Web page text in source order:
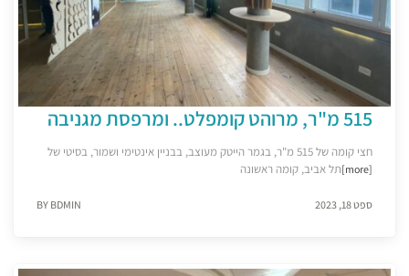
515 מ"ר, מרוהט קומפלט.. ומרפסת מגניבה
חצי קומה של 515 מ"ר, בגמר הייטק מעוצב, בבניין אינטימי ושמור, בסיטי של
תל אביב, קומה ראשונה
[more]
BY BDMIN ספט 18, 2023